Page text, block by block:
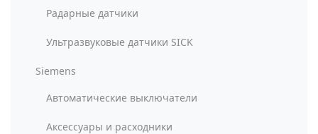
Радарные датчики
Ультразвуковые датчики SICK
Siemens
Автоматические выключатели
Аксессуары и расходники